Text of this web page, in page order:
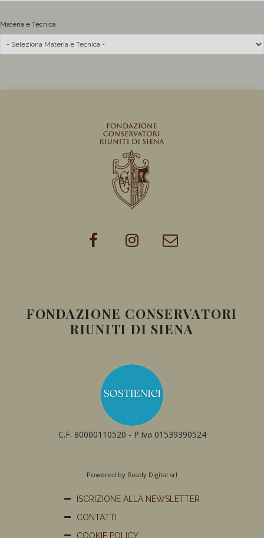
Materia e Tecnica
FONDAZIONE CONSERVATORI
RIUNITI DI SIENA
C.F. 80000110520 - P.Iva 01539390524
Powered by Ready Digital srl
ISCRIZIONE ALLA NEWSLETTER
CONTATTI
COOKIE POLICY